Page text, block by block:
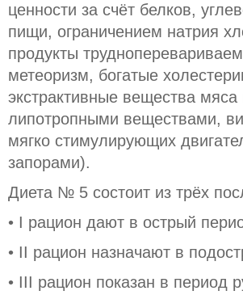
ценности за счёт белков,
пищи, ограничением натрия
продукты
метеоризм, богатые
экстрактивные вещества
липотропными веществами,
мягко стимулирующих
запорами).
Диета № 5 состоит из трёх
• I рацион дают в острый
• II рацион назначают в
• III рацион показан в период